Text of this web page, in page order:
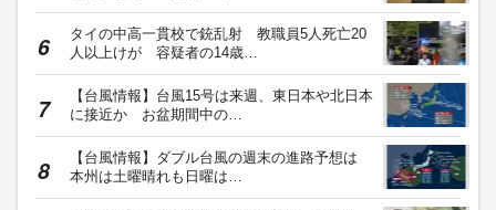
タイの中高一貫校で銃乱射 教職員5人死亡20
人以上けが 容疑者の14歳…
【台風情報】台風15号は来週、東日本や北日本
に接近か お盆期間中の…
【台風情報】ダブル台風の週末の進路予想は
本州は土曜晴れも日曜は…